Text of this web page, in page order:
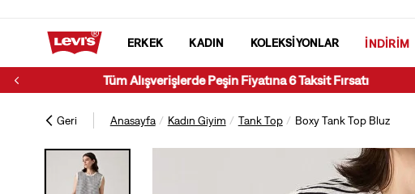
ERKEK KADIN KOLEKSİYONLAR İNDIRIM
Geri Anasayfa Kadın Giyim Tank Top Boxy Tank Top Bluz